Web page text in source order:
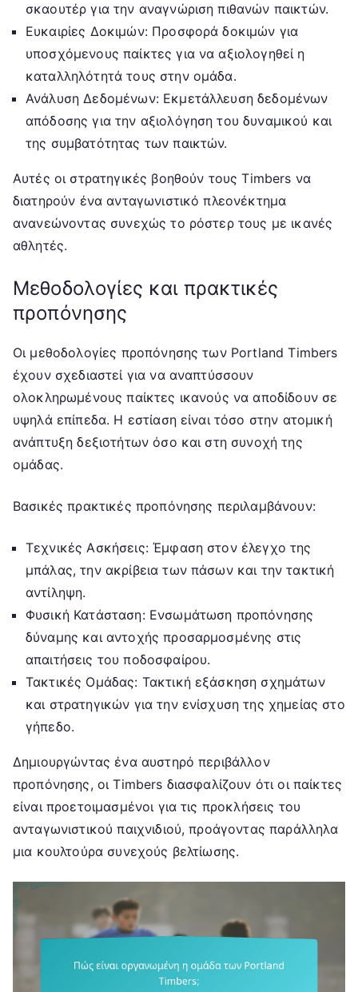
σκαουτέρ για την αναγνώριση πιθανών παικτών.
Ευκαιρίες Δοκιμών: Προσφορά δοκιμών για
υποσχόμενους παίκτες για να αξιολογηθεί η
καταλληλότητά τους στην ομάδα.
Ανάλυση Δεδομένων: Εκμετάλλευση δεδομένων
απόδοσης για την αξιολόγηση του δυναμικού και
της συμβατότητας των παικτών.
Αυτές οι στρατηγικές βοηθούν τους Timbers να
διατηρούν ένα ανταγωνιστικό πλεονέκτημα
ανανεώνοντας συνεχώς το ρόστερ τους με ικανές
αθλητές.
Μεθοδολογίες και πρακτικές
προπόνησης
Οι μεθοδολογίες προπόνησης των Portland Timbers
έχουν σχεδιαστεί για να αναπτύσσουν
ολοκληρωμένους παίκτες ικανούς να αποδίδουν σε
υψηλά επίπεδα. Η εστίαση είναι τόσο στην ατομική
ανάπτυξη δεξιοτήτων όσο και στη συνοχή της
ομάδας.
Βασικές πρακτικές προπόνησης περιλαμβάνουν:
Τεχνικές Ασκήσεις: Έμφαση στον έλεγχο της
μπάλας, την ακρίβεια των πάσων και την τακτική
αντίληψη.
Φυσική Κατάσταση: Ενσωμάτωση προπόνησης
δύναμης και αντοχής προσαρμοσμένης στις
απαιτήσεις του ποδοσφαίρου.
Τακτικές Ομάδας: Τακτική εξάσκηση σχημάτων
και στρατηγικών για την ενίσχυση της χημείας στο
γήπεδο.
Δημιουργώντας ένα αυστηρό περιβάλλον
προπόνησης, οι Timbers διασφαλίζουν ότι οι παίκτες
είναι προετοιμασμένοι για τις προκλήσεις του
ανταγωνιστικού παιχνιδιού, προάγοντας παράλληλα
μια κουλτούρα συνεχούς βελτίωσης.